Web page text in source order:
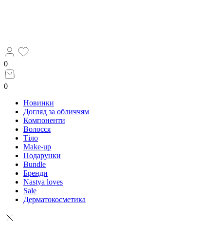
0
0
Новинки
Догляд за обличчям
Компоненти
Волосся
Тіло
Make-up
Подарунки
Bundle
Бренди
Nastya loves
Sale
Дерматокосметика